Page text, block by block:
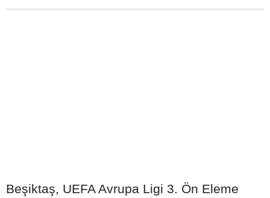
Beşiktaş, UEFA Avrupa Ligi 3. Ön Eleme